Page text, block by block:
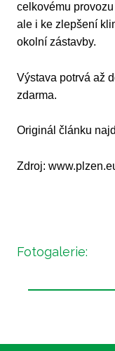
celkovému
ale i ke zlepšení
okolní zástavby.
Výstava potrvá až
zdarma.
Originál článku
Zdroj:
Fotogalerie: